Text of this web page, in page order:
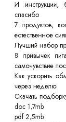
И инструкции,
спасибо
7 продуктов,
естественное
Лучший набор
8 привычек
самочувствие
Как ускорить
через неделю
Скачать
doc 1,7mb
pdf 2,5mb